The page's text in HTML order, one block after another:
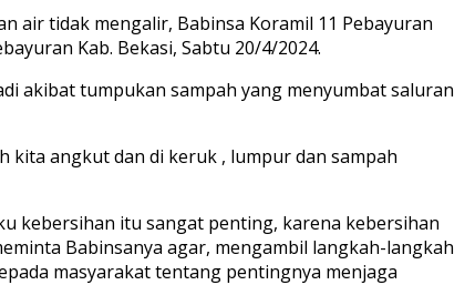
air tidak mengalir, Babinsa Koramil 11 Pebayuran
Kab. Bekasi, Sabtu 20/4/2024.
akibat tumpukan sampah yang menyumbat saluran
kita angkut dan di keruk , lumpur dan sampah
kebersihan itu sangat penting, karena kebersihan
Babinsanya agar, mengambil langkah-langkah
masyarakat tentang pentingnya menjaga